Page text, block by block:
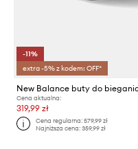
-11%
extra -5% z kodem: OFF*
Cena aktualna:
319,99 zł
Cena regularna:579,99 zł
Najniższa cena:359,99 zł